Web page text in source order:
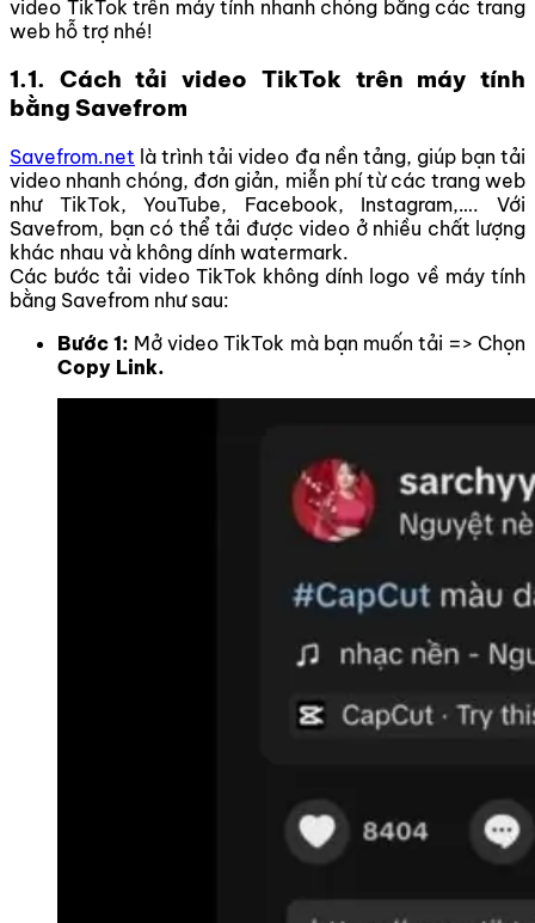
video TikTok trên máy tính nhanh chóng bằng các trang
web hỗ trợ nhé!
1.1. Cách tải video TikTok trên máy tính
bằng Savefrom
Savefrom.net là trình tải video đa nền tảng, giúp bạn tải
video nhanh chóng, đơn giản, miễn phí từ các trang web
như TikTok, YouTube, Facebook, Instagram,…. Với
Savefrom, bạn có thể tải được video ở nhiều chất lượng
khác nhau và không dính watermark.
Các bước tải video TikTok không dính logo về máy tính
bằng Savefrom như sau:
Bước 1: Mở video TikTok mà bạn muốn tải => Chọn
Copy Link.